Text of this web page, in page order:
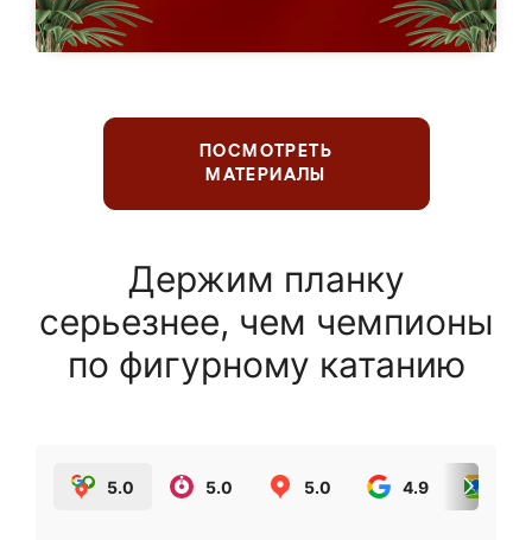
ПОСМОТРЕТЬ
МАТЕРИАЛЫ
Держим планку
серьезнее, чем чемпионы
по фигурному катанию
5.0 5.0 5.0 4.9